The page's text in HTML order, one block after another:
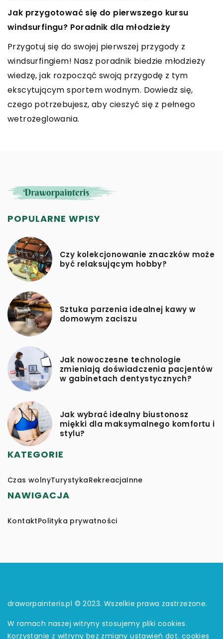
Jak dobrać idealną skórzaną bransoletkę do
swojego stylu?
Artykuł, który odkrywa sekrety dobierania
skórzanych bransoletek do różnych stylów.
Poznaj, jak subtelny akcent może zdefiniować Twój
unikalny look.
Jak przygotować się do pierwszego kursu
windsurfingu? Poradnik dla młodzieży
Przygotuj się do swojej pierwszej przygody z
windsurfingiem! Nasz poradnik biedzie młodzieży
wiedzę, jak rozpocząć swoją przygodę z tym
ekscytującym sportem wodnym. Dowiedz się,
czego potrzebujesz, aby cieszyć się z pełnego
wetrożeglowania.
Poradnik dla użytkowników – optymalizacja i
personalizacja laptopów serii profesjonalnej
Odkryj, jak zoptymalizować i spersonalizować swój
profesjonalny laptop dla lepszej wydajności i
dostosowania do indywidualnych potrzeb. Ważne
wskazówki dla użytkowników komputerów
przenośnych.
POPULARNE WPISY
Czy kolekcjonowanie znaczków może
być relaksującym hobby?
Sztuka parzenia idealnej kawy w
domowym zaciszu
Jak nowoczesne technologie
zmieniają doświadczenia pacjentów
w gabinetach dentystycznych?
Jak wybrać idealny biustonosz
miękki dla maksymalnego komfortu i
stylu?
KATEGORIE
Czas wolnyTurystykaRekreacjaInne
NAWIGACJA
KontaktPolityka prywatności
draworpainteris.pl © 2023. Wszelkie prawa zastrzeżone.
W ramach naszej witryny stosujemy pliki cookies.
Korzystanie z witryny bez zmiany ustawień dot. cookies